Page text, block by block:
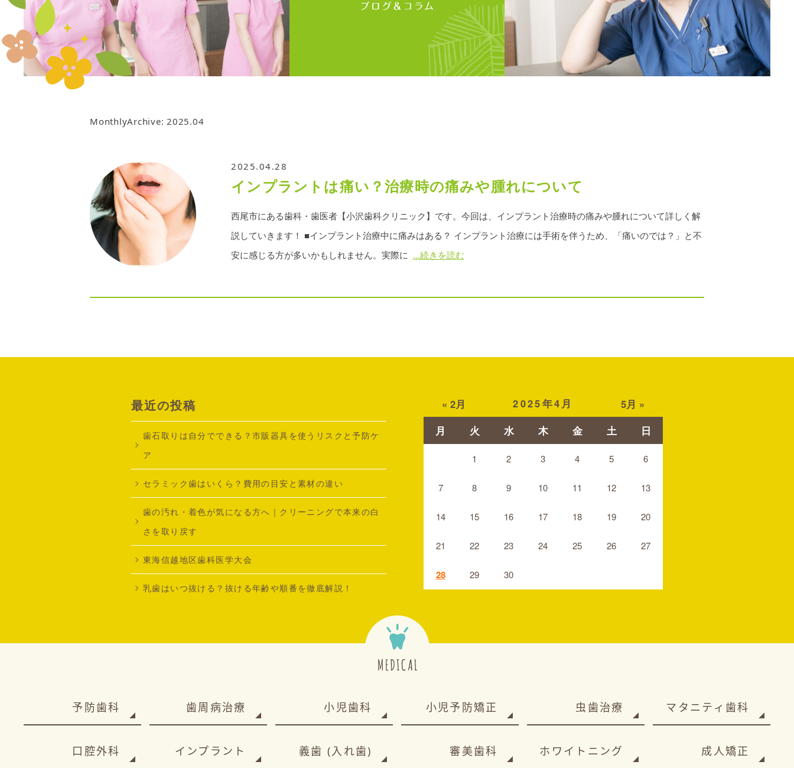
MonthlyArchive: 2025.04
2025.04.28
インプラントは痛い？治療時の痛みや腫れについて
西尾市にある歯科・歯医者【小沢歯科クリニック】です。今回は、インプラント治療時の痛みや腫れについて詳しく解
説していきます！ ■インプラント治療中に痛みはある？ インプラント治療には手術を伴うため、「痛いのでは？」と不
安に感じる方が多いかもしれません。実際に ...続きを読む
最近の投稿
歯石取りは自分でできる？市販器具を使うリスクと予防ケ
ア
セラミック歯はいくら？費用の目安と素材の違い
歯の汚れ・着色が気になる方へ｜クリーニングで本来の白
さを取り戻す
東海信越地区歯科医学大会
乳歯はいつ抜ける？抜ける年齢や順番を徹底解説！
2025年4月
月
火 水 木 金 土 日
« 2月 5月 »
1 2 3 4 5 6
7 8 9 10 11 12 13
14 15 16 17 18 19 20
21 22 23 24 25 26 27
28 29 30
予防歯科 歯周病治療 小児歯科 小児予防矯正 虫歯治療 マタニティ歯科
口腔外科 インプラント 義歯 (入れ歯) 審美歯科 ホワイトニング 成人矯正